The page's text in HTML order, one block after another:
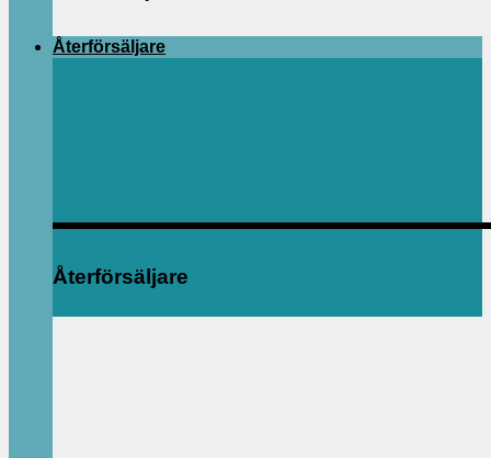
Återförsäljare
Återförsäljare